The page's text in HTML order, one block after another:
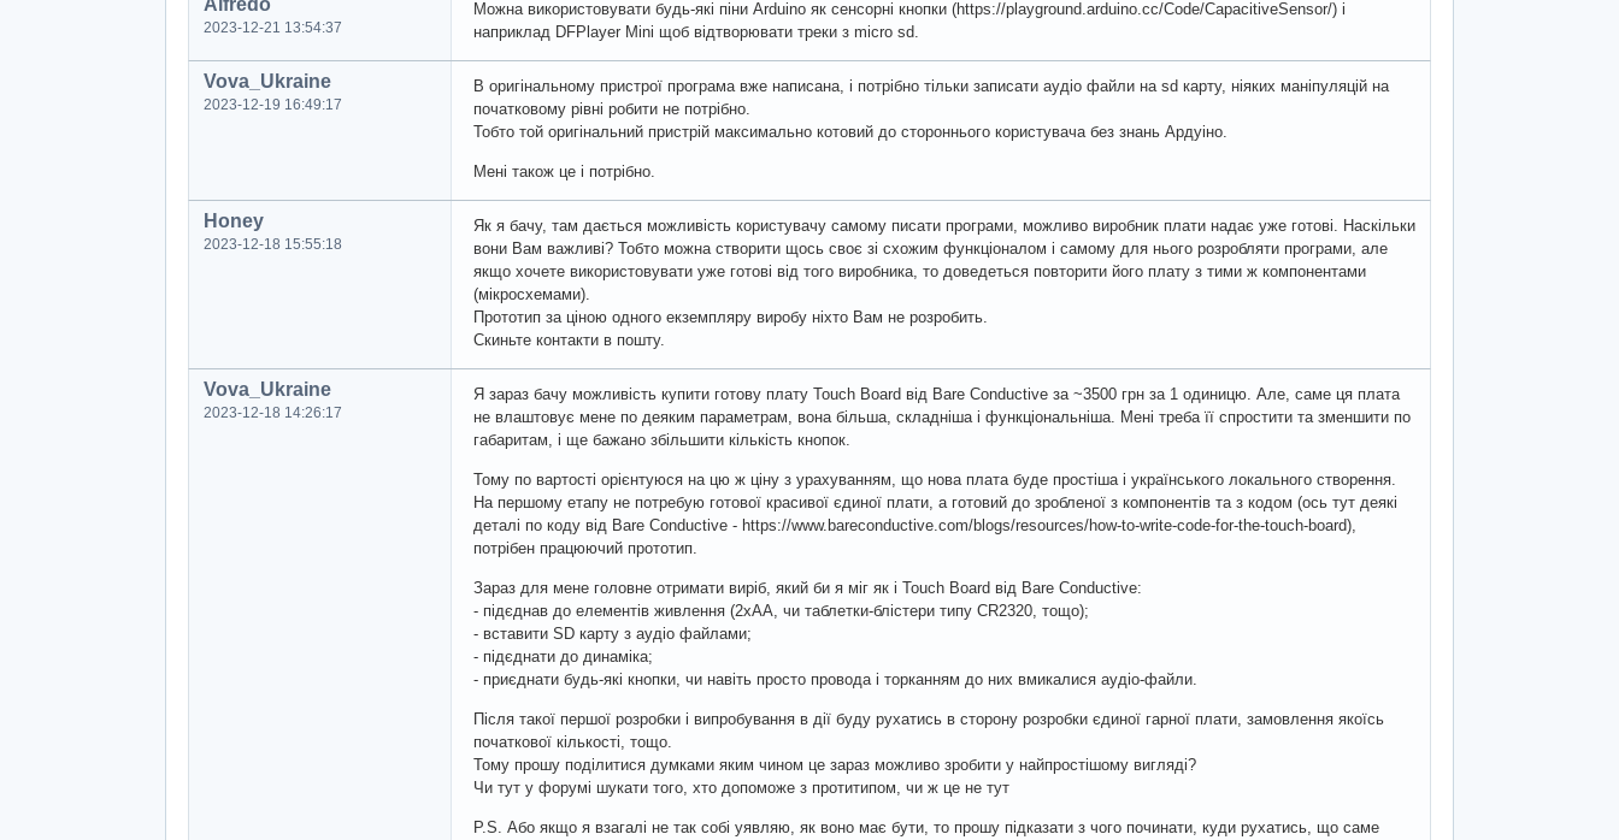
Alfredo
2023-12-21 13:54:37
Можна використовувати будь-які піни Arduino як сенсорні кнопки (https://playground.arduino.cc/Code/CapacitiveSensor/) і
наприклад DFPlayer Mini щоб відтворювати треки з micro sd.
Vova_Ukraine
2023-12-19 16:49:17
В оригінальному пристрої програма вже написана, і потрібно тільки записати аудіо файли на sd карту, ніяких маніпуляцій на
початковому рівні робити не потрібно.
Тобто той оригінальний пристрій максимально котовий до стороннього користувача без знань Ардуіно.
Мені також це і потрібно.
Honey
2023-12-18 15:55:18
Як я бачу, там дається можливість користувачу самому писати програми, можливо виробник плати надає уже готові. Наскільки
вони Вам важливі? Тобто можна створити щось своє зі схожим функціоналом і самому для нього розробляти програми, але
якщо хочете використовувати уже готові від того виробника, то доведеться повторити його плату з тими ж компонентами
(мікросхемами).
Прототип за ціною одного екземпляру виробу ніхто Вам не розробить.
Скиньте контакти в пошту.
Vova_Ukraine
2023-12-18 14:26:17
Я зараз бачу можливість купити готову плату Touch Board від Bare Conductive за ~3500 грн за 1 одиницю. Але, саме ця плата
не влаштовує мене по деяким параметрам, вона більша, складніша і функціональніша. Мені треба її спростити та зменшити по
габаритам, і ще бажано збільшити кількість кнопок.
Тому по вартості орієнтуюся на цю ж ціну з урахуванням, що нова плата буде простіша і українського локального створення.
На першому етапу не потребую готової красивої єдиної плати, а готовий до зробленої з компонентів та з кодом (ось тут деякі
деталі по коду від Bare Conductive - https://www.bareconductive.com/blogs/resources/how-to-write-code-for-the-touch-board),
потрібен працюючий прототип.
Зараз для мене головне отримати виріб, який би я міг як і Touch Board від Bare Conductive:
- підєднав до елементів живлення (2хАА, чи таблетки-блістери типу CR2320, тощо);
- вставити SD карту з аудіо файлами;
- підєднати до динаміка;
- приєднати будь-які кнопки, чи навіть просто провода і торканням до них вмикалися аудіо-файли.
Після такої першої розробки і випробування в дії буду рухатись в сторону розробки єдиної гарної плати, замовлення якоїсь
початкової кількості, тощо.
Тому прошу поділитися думками яким чином це зараз можливо зробити у найпростішому вигляді?
Чи тут у форумі шукати того, хто допоможе з протитипом, чи ж це не тут
P.S. Або якщо я взагалі не так собі уявляю, як воно має бути, то прошу підказати з чого починати, куди рухатись, що саме